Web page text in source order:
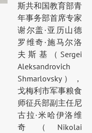
斯共和国教育部青
年事务部首席专家
谢尔盖·亚历山德
罗维奇·施马尔洛
夫斯基（Sergei
Aleksandrovich
Shmarlovsky），
戈梅利市军事粮食
师征兵部副主任尼
古拉·米哈伊洛维
奇（Nikolai